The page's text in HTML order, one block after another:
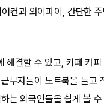
컨과 와이파이, 간단한
결할 수 있고, 카페 커피
무자들이 노트북을 들고
는 외국인들을 쉽게 볼